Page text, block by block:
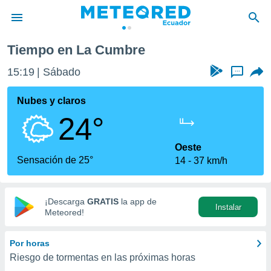
de
ha
calidad.
a este
las
y
digital
basada
Tiempo en La Cumbre
15:19 Sábado ...
Nubes y claros
24°
Sensación de 25°
Oeste
14
37 km/h
¡Descarga GRATIS la app de
Meteored!
Instalar
Por horas
Riesgo de tormentas en las próximas horas